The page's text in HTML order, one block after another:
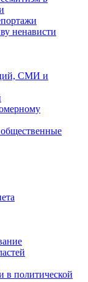
ненависти
СМИ и
в политической